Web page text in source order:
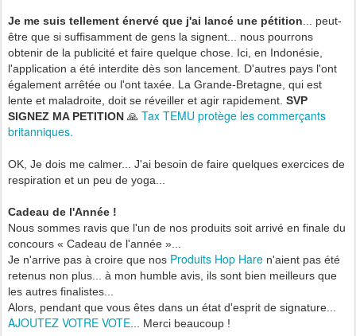
Je me suis tellement énervé que j'ai lancé une pétition ... peut-
être que si suffisamment de gens la signent... nous pourrons
obtenir de la publicité et faire quelque chose. Ici, en Indonésie,
l'application a été interdite dès son lancement. D'autres pays l'ont
également arrêtée ou l'ont taxée. La Grande-Bretagne, qui est
lente et maladroite, doit se réveiller et agir rapidement. SVP
SIGNEZ MA PETITION 🙏 Tax TEMU protège les commerçants
britanniques.
OK, Je dois me calmer... J'ai besoin de faire quelques exercices de
respiration et un peu de yoga...
Cadeau de l'Année !
Nous sommes ravis que l'un de nos produits soit arrivé en finale du
concours « Cadeau de l'année »...
Je n'arrive pas à croire que nos Produits Hop Hare n'aient pas été
retenus non plus... à mon humble avis, ils sont bien meilleurs que
les autres finalistes...
Alors, pendant que vous êtes dans un état d'esprit de signature...
AJOUTEZ VOTRE VOTE ... Merci beaucoup !